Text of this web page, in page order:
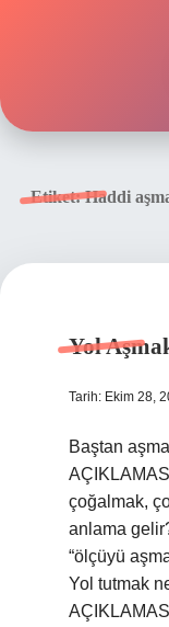
Etiket:Haddi
Yol
Tarih: Ekim 28,
Baştan
çoğalmak,
anlama
“ölçüyü
Yol tutmak